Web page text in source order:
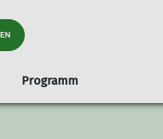
Programm